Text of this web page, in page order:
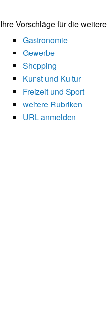
Ihre Vorschläge für die
Gastronomie
Gewerbe
Shopping
Kunst und Kultur
Freizeit und Sport
weitere Rubriken
URL anmelden